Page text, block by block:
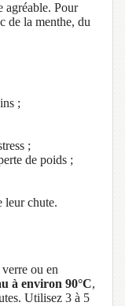
agréable. Pour
de la menthe, du
;
;
de poids ;
leur chute.
ou en
à environ 90°C,
Utilisez 3 à 5